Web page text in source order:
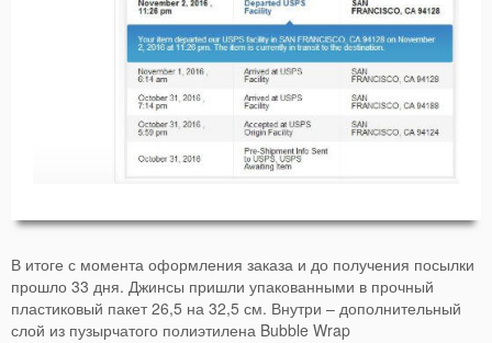
В итоге с момента оформления заказа и до получения посылки
прошло 33 дня. Джинсы пришли упакованными в прочный
пластиковый пакет 26,5 на 32,5 см. Внутри – дополнительный
слой из пузырчатого полиэтилена Bubble Wrap